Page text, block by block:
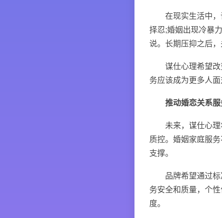
在现实生活中，许
择忍;婚姻出现冷暴
说。长期压抑之后
谋仕心理希望改变
务应该成为更多人
推动婚恋关系
未来，谋仕心理将
质控。婚姻家庭服
支撑。
品牌希望通过标准
务安全和质量，个
度。